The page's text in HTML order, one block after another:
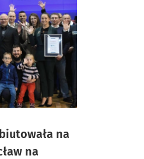
na
na